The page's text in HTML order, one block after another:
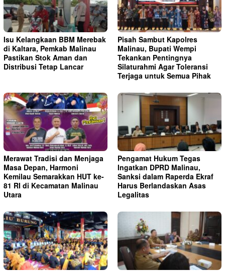
Isu Kelangkaan BBM Merebak
di Kaltara, Pemkab Malinau
Pastikan Stok Aman dan
Distribusi Tetap Lancar
Pisah Sambut Kapolres
Malinau, Bupati Wempi
Tekankan Pentingnya
Silaturahmi Agar Toleransi
Terjaga untuk Semua Pihak
Merawat Tradisi dan Menjaga
Masa Depan, Harmoni
Kemilau Semarakkan HUT ke-
81 RI di Kecamatan Malinau
Utara
Pengamat Hukum Tegas
Ingatkan DPRD Malinau,
Sanksi dalam Raperda Ekraf
Harus Berlandaskan Asas
Legalitas